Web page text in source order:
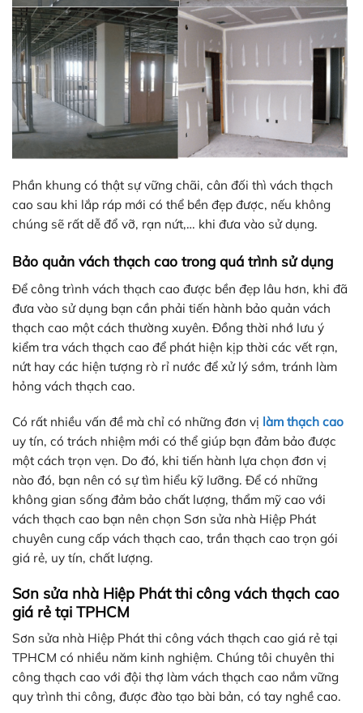
Phần khung có thật sự vững chãi, cân đối thì vách thạch
cao sau khi lắp ráp mới có thể bền đẹp được, nếu không
chúng sẽ rất dễ đổ vỡ, rạn nứt,… khi đưa vào sử dụng.
Bảo quản vách thạch cao trong quá trình sử dụng
Để công trình vách thạch cao được bền đẹp lâu hơn, khi đã
đưa vào sử dụng bạn cần phải tiến hành bảo quản vách
thạch cao một cách thường xuyên. Đồng thời nhớ lưu ý
kiểm tra vách thạch cao để phát hiện kịp thời các vết rạn,
nứt hay các hiện tượng rò rỉ nước để xử lý sớm, tránh làm
hỏng vách thạch cao.
Có rất nhiều vấn đề mà chỉ có những đơn vị làm thạch cao
uy tín, có trách nhiệm mới có thể giúp bạn đảm bảo được
một cách trọn vẹn. Do đó, khi tiến hành lựa chọn đơn vị
nào đó, bạn nên có sự tìm hiểu kỹ lưỡng. Để có những
không gian sống đảm bảo chất lượng, thẩm mỹ cao với
vách thạch cao bạn nên chọn Sơn sửa nhà Hiệp Phát
chuyên cung cấp vách thạch cao, trần thạch cao trọn gói
giá rẻ, uy tín, chất lượng.
Sơn sửa nhà Hiệp Phát thi công vách thạch cao
giá rẻ tại TPHCM
Sơn sửa nhà Hiệp Phát thi công vách thạch cao giá rẻ tại
TPHCM có nhiều năm kinh nghiệm. Chúng tôi chuyên thi
công thạch cao với đội thợ làm vách thạch cao nắm vững
quy trình thi công, được đào tạo bài bản, có tay nghề cao.